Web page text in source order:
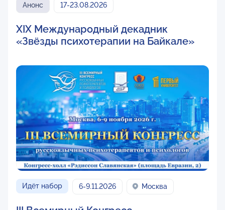
Анонс 17-23.08.2026
XIX Международный декадник
«Звёзды психотерапии на Байкале»
Идёт набор 6-9.11.2026 Москва